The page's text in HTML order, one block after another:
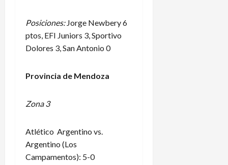
Posiciones:Jorge Newbery 6
ptos, EFI Juniors 3, Sportivo
Dolores 3, San Antonio 0
Provincia de Mendoza
Zona 3
Atlético Argentino vs.
Argentino (Los
Campamentos): 5-0